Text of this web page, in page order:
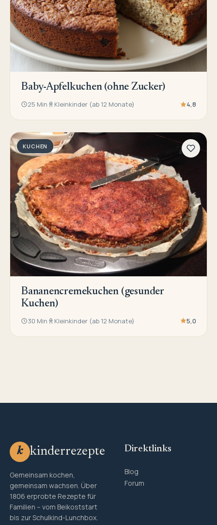
Baby-Apfelkuchen (ohne Zucker)
25 Min Kleinkinder (ab 12 Monate) 4,8
KUCHEN
Bananencremekuchen (gesunder
Kuchen)
30 Min Kleinkinder (ab 12 Monate) 5,0
k kinderrezepte
Gemeinsam kochen,
gemeinsam wachsen. Über
1806 erprobte Rezepte für
Familien – vom Beikoststart
bis zur Schulkind-Lunchbox.
Direktlinks
Blog
Forum